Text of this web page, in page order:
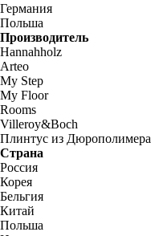
Германия
Польша
Производитель
Hannahholz
Arteo
My Step
My Floor
Rooms
Villeroy&Boch
Плинтус из Дюрополимера
Страна
Россия
Корея
Бельгия
Китай
Польша